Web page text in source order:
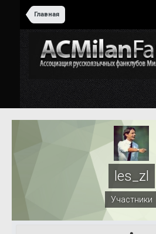
Главная
les_zl
Участники